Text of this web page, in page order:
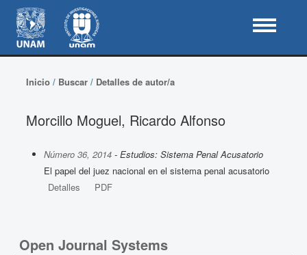
Inicio/ Buscar/ Detalles de autor/a
Morcillo Moguel, Ricardo Alfonso
Número 36, 2014- Estudios: Sistema Penal Acusatorio
El papel del juez nacional en el sistema penal acusatorio
Detalles
PDF
Open Journal Systems